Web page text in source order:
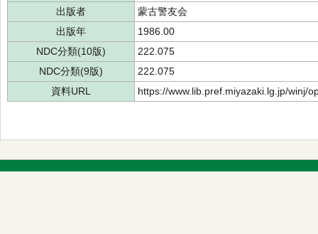
出版者
蒙古警友会
出版年
1986.00
NDC分類(10版)
222.075
NDC分類(9版)
222.075
資料URL
https://www.lib.pref.miyazaki.lg.jp/winj/